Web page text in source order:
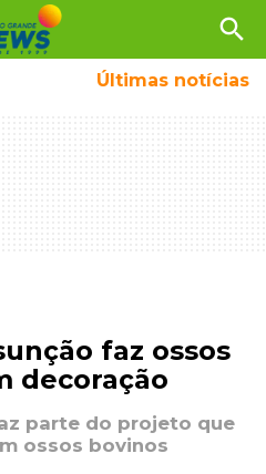
search
Últimas notícias
faz ossos
decoração
parte do projeto que
ossos bovinos